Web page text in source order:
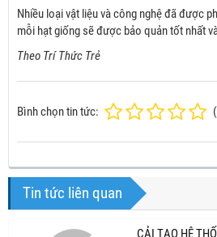
Nhiều loại vật liệu và công nghệ đã được
mỗi hạt giống sẽ được bảo quản tốt nhất
Theo Trí Thức Trẻ
Bình chọn tin tức: (
Tin tức liên quan
CẢI TẠO HỆ